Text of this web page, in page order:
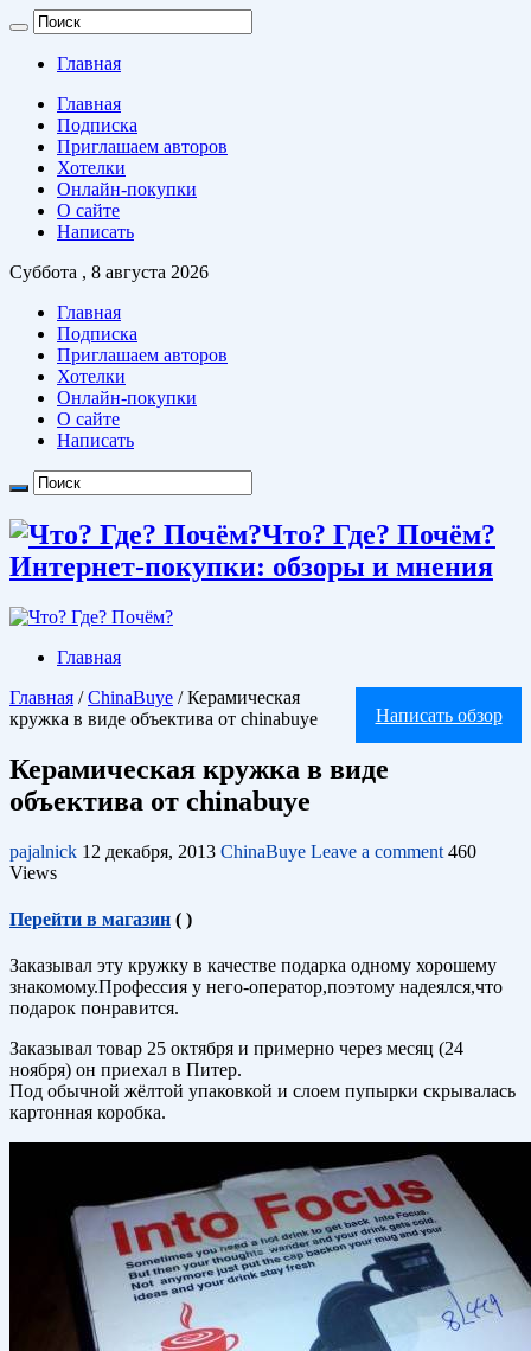
Главная
Главная
Подписка
Приглашаем авторов
Хотелки
Онлайн-покупки
О сайте
Написать
Суббота , 8 августа 2026
Главная
Подписка
Приглашаем авторов
Хотелки
Онлайн-покупки
О сайте
Написать
Что? Где? Почём?
Интернет-покупки: обзоры и мнения
Главная
Написать обзор
Главная / ChinaBuye / Керамическая
кружка в виде объектива от chinabuye
Керамическая кружка в виде
объектива от chinabuye
pajalnick 12 декабря, 2013 ChinaBuye Leave a comment 460
Views
Перейти в магазин ( )
Заказывал эту кружку в качестве подарка одному хорошему
знакомому.Профессия у него-оператор,поэтому надеялся,что
подарок понравится.
Заказывал товар 25 октября и примерно через месяц (24
ноября) он приехал в Питер.
Под обычной жёлтой упаковкой и слоем пупырки скрывалась
картонная коробка.